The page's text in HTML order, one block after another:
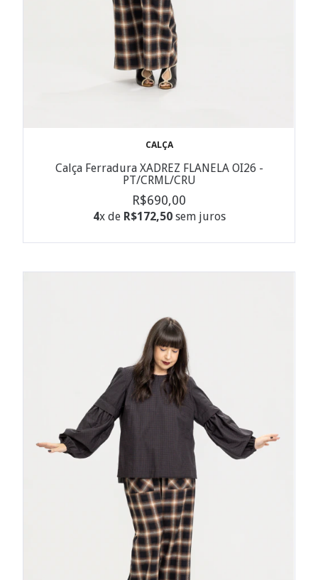
CALÇA
Calça Ferradura XADREZ FLANELA OI26 -
PT/CRML/CRU
R$690,00
4x de R$172,50sem juros